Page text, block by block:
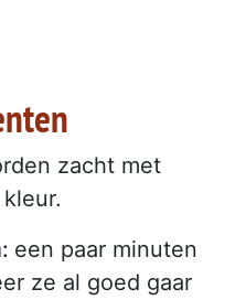
zacht met
een paar minuten
ze al goed gaar